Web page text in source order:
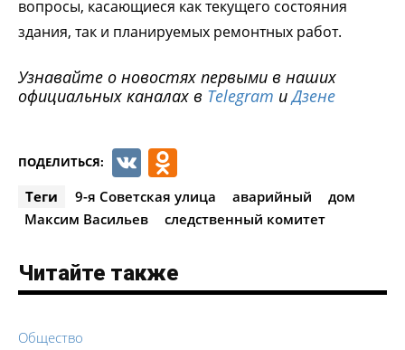
вопросы, касающиеся как текущего состояния
здания, так и планируемых ремонтных работ.
Узнавайте о новостях первыми в наших
официальных каналах в Telegram иДзене
ПОДЕЛИТЬСЯ: VK
Теги 9-я Советская улица аварийный
дом
Максим Васильев
следственный комитет
Читайте также
Общество